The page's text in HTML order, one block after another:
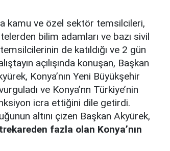
kamu ve özel sektör temsilcileri,
bilim adamları ve bazı sivil
de katıldığı ve 2 gün
açılışında konuşan, Başkan
Konya’nın Yeni Büyükşehir
ve Konya’nn Türkiye’nin
icra ettiğini dile getirdi.
altını çizen Başkan Akyürek,
fazla olan Konya’nın